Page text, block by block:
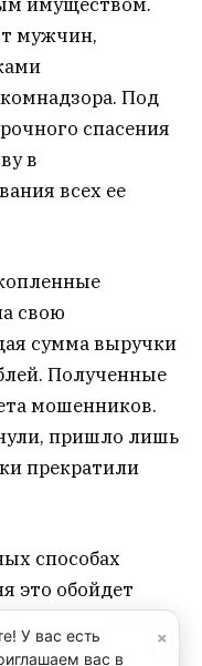
мужчин,
Под
спасения
в
всех ее
свою
сумма выручки
Полученные
мошенников.
пришло лишь
прекратили
способах
это обойдет
совершенно не
была настолько
×
У вас есть
вас в